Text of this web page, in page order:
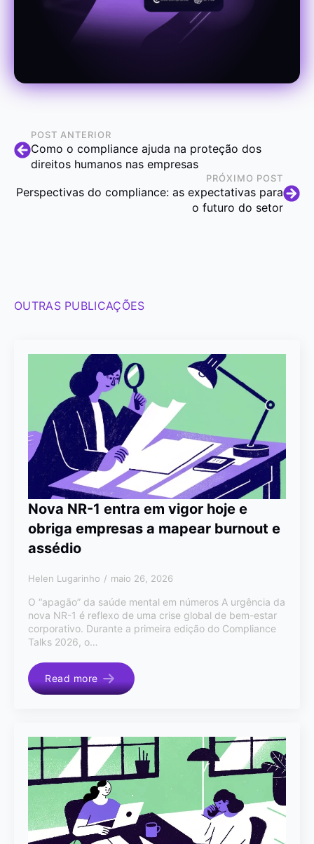
POST ANTERIOR
Como o compliance ajuda na proteção dos
direitos humanos nas empresas
PRÓXIMO POST
Perspectivas do compliance: as expectativas para
o futuro do setor
OUTRAS PUBLICAÇÕES
Nova NR-1 entra em vigor hoje e
obriga empresas a mapear burnout e
assédio
Helen Lugarinho maio 26, 2026
O “apagão” da saúde mental em números A urgência da
nova NR-1 é reflexo de uma crise global de bem-estar
corporativo. Durante a primeira edição do Compliance
Talks 2026, o…
Read more